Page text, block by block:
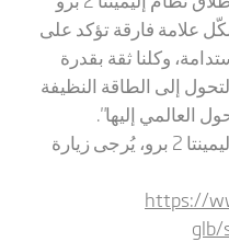
يشكّل علامة فارقة تؤكد على
وكلنا ثقة بقدرة
إلى الطاقة النظيفة
العالمي إليها".
لمزيد من التفاصيل حول نظام إليمينتا 2 برو، يُرجى زيارة
https://
glb/